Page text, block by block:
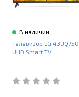
В наличии
Телевизор LG
UHD Smart TV